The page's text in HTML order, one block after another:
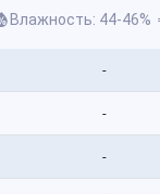
Влажность: 44-46%
-
-
-